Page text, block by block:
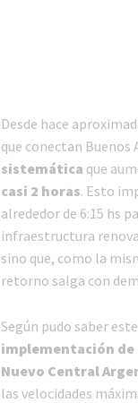
Desde hace
que conectan Buenos
sistemática que
casi 2 horas. Esto
alrededor de 6:15 hs
infraestructura
sino que, como la
retorno salga con
Según pudo saber
implementación de
Nuevo Central
las velocidades